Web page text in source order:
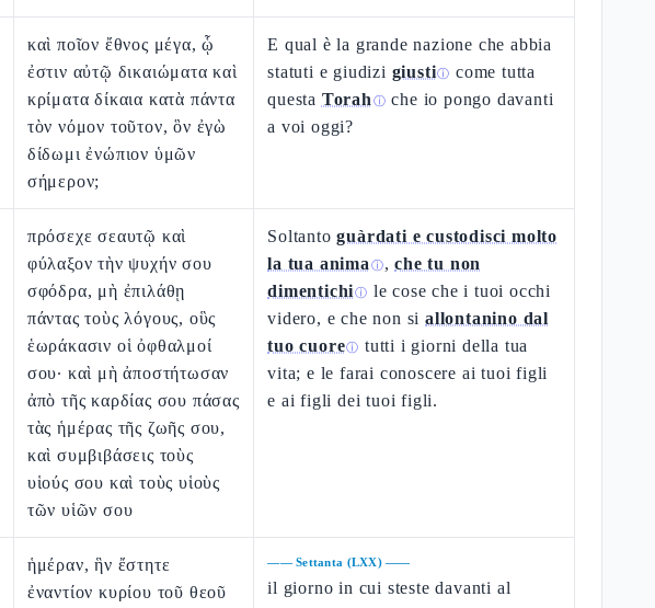
καὶ ποῖον ἔθνος μέγα, ᾧ
ἐστιν αὐτῷ δικαιώματα καὶ
κρίματα δίκαια κατὰ πάντα
τὸν νόμον τοῦτον, ὃν ἐγὼ
δίδωμι ἐνώπιον ὑμῶν
σήμερον;
E qual è la grande nazione che abbia
statuti e giudizi giustiⓘ come tutta
questa Torah ⓘ che io pongo davanti
a voi oggi?
πρόσεχε σεαυτῷ καὶ
φύλαξον τὴν ψυχήν σου
σφόδρα, μὴ ἐπιλάθῃ
πάντας τοὺς λόγους, οὓς
ἑωράκασιν οἱ ὀφθαλμοί
σου· καὶ μὴ ἀποστήτωσαν
ἀπὸ τῆς καρδίας σου πάσας
τὰς ἡμέρας τῆς ζωῆς σου,
καὶ συμβιβάσεις τοὺς
υἱούς σου καὶ τοὺς υἱοὺς
τῶν υἱῶν σου
Soltantoguàrdati e custodisci molto
la tua anima ⓘ,che tu non
dimentichiⓘ le cose che i tuoi occhi
videro, e che non siallontanino dal
tuo cuoreⓘ tutti i giorni della tua
vita; e le farai conoscere ai tuoi figli
e ai figli dei tuoi figli.
ἡμέραν, ἣν ἔστητε
ἐναντίον κυρίου τοῦ θεοῦ
——Settanta (LXX)——
il giorno in cui steste davanti al